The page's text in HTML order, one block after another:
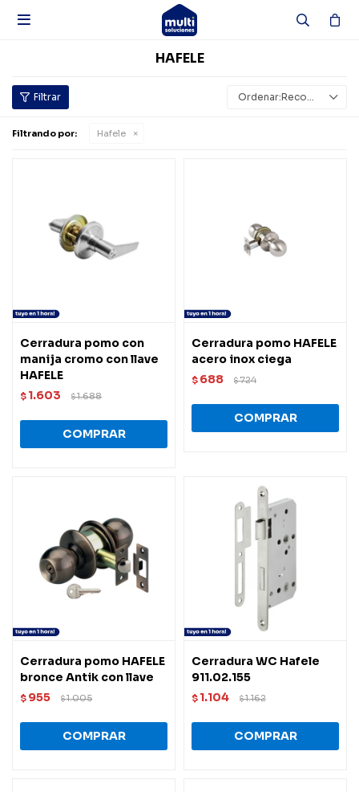

HAFELE
Recomendados
Filtrando por: Hafele
Cerradura pomo con
manija cromo con llave
HAFELE
$ 1.603 $1.688
Cerradura pomo HAFELE
acero inox ciega
$ 688 $724
Cerradura pomo HAFELE
bronce Antik con llave
$ 955 $1.005
Cerradura WC Hafele
911.02.155
$ 1.104 $1.162